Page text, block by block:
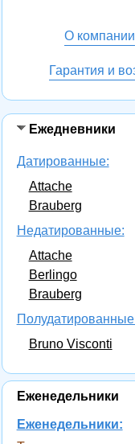
Ежедневники
Датированные:
Attache
Brauberg
Недатированные:
Attache
Berlingo
Brauberg
Bruno Visconti
Еженедельники
Еженедельники:
О компании
Гарантия и